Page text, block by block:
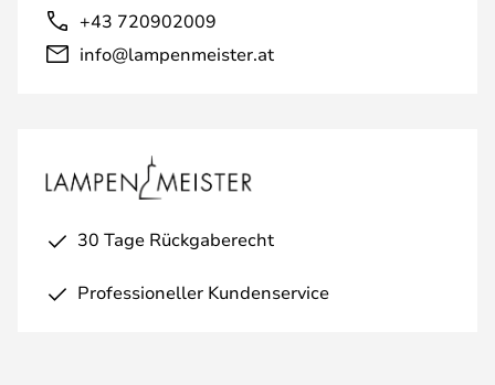
+43 720902009
info@lampenmeister.at
30 Tage Rückgaberecht
Professioneller Kundenservice